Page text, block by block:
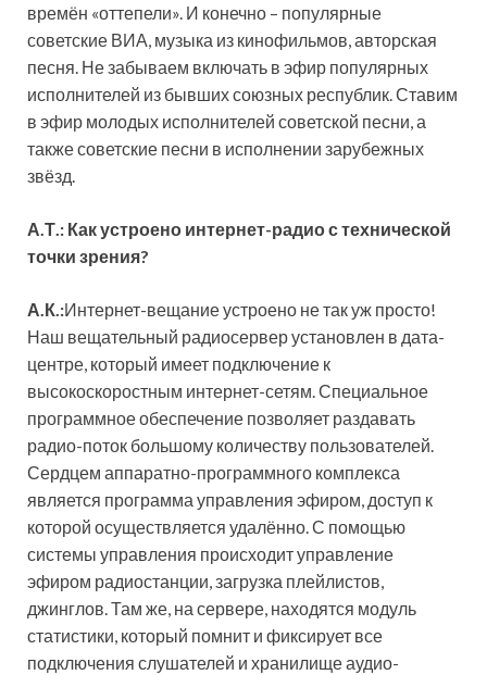
времён «оттепели». И конечно – популярные
советские ВИА, музыка из кинофильмов, авторская
песня. Не забываем включать в эфир популярных
исполнителей из бывших союзных республик. Ставим
в эфир молодых исполнителей советской песни, а
также советские песни в исполнении зарубежных
звёзд.
А.Т.: Как устроено интернет-радио с технической
точки зрения?
А.К.:Интернет-вещание устроено не так уж просто!
Наш вещательный радиосервер установлен в дата-
центре, который имеет подключение к
высокоскоростным интернет-сетям. Специальное
программное обеспечение позволяет раздавать
радио-поток большому количеству пользователей.
Сердцем аппаратно-программного комплекса
является программа управления эфиром, доступ к
которой осуществляется удалённо. С помощью
системы управления происходит управление
эфиром радиостанции, загрузка плейлистов,
джинглов. Там же, на сервере, находятся модуль
статистики, который помнит и фиксирует все
подключения слушателей и хранилище аудио-